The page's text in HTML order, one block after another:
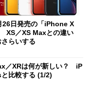
26日発売の「iPhone X
XS／XS Maxとの違い
さらいする
／XRは何が新しい？ iP
比較する (1/2)